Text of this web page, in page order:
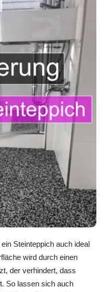
Steinteppich auch ideal
wird durch einen
der verhindert, dass
So lassen sich auch